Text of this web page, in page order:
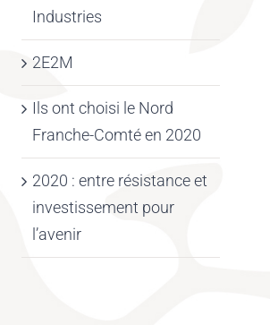
Industries
2E2M
Ils ont choisi le Nord
Franche-Comté en 2020
2020 : entre résistance et
investissement pour
l’avenir